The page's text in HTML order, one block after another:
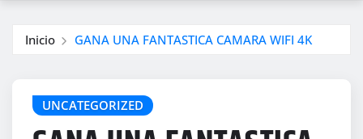
Inicio GANA UNA FANTASTICA CAMARA WIFI 4K
UNCATEGORIZED